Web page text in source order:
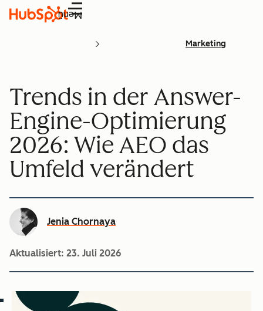
Menü
Marketing
Trends in der Answer-
Engine-Optimierung
2026: Wie AEO das
Umfeld verändert
Jenia Chornaya
Aktualisiert: 23. Juli 2026